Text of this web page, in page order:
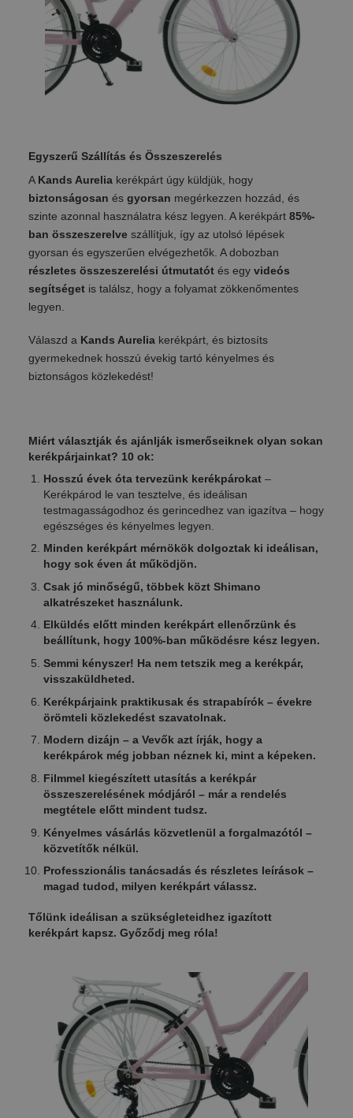
Egyszerű Szállítás és Összeszerelés
A Kands Aureliakerékpárt úgy küldjük, hogy
biztonságosan és gyorsan megérkezzen hozzád, és
szinte azonnal használatra kész legyen. A kerékpárt 85%-
ban összeszerelveszállítjuk, így az utolsó lépések
gyorsan és egyszerűen elvégezhetők. A dobozban
részletes összeszerelési útmutatótés egy videós
segítségetis találsz, hogy a folyamat zökkenőmentes
legyen.
Válaszd a Kands Aureliakerékpárt, és biztosíts
gyermekednek hosszú évekig tartó kényelmes és
biztonságos közlekedést!
Miért választják és ajánlják ismerőseiknek olyan sokan
kerékpárjainkat? 10 ok:
Hosszú évek óta tervezünk kerékpárokat –
Kerékpárod le van tesztelve, és ideálisan
testmagasságodhoz és gerincedhez van igazítva – hogy
egészséges és kényelmes legyen.
Minden kerékpárt mérnökök dolgoztak ki ideálisan,
hogy sok éven át működjön.
Csak jó minőségű, többek közt Shimano
alkatrészeket használunk.
Elküldés előtt minden kerékpárt ellenőrzünk és
beállítunk, hogy 100%-ban működésre kész legyen.
Semmi kényszer! Ha nem tetszik meg a kerékpár,
visszaküldheted.
Kerékpárjaink praktikusak és strapabírók – évekre
örömteli közlekedést szavatolnak.
Modern dizájn – a Vevők azt írják, hogy a
kerékpárok még jobban néznek ki, mint a képeken.
Filmmel kiegészített utasítás a kerékpár
összeszerelésének módjáról – már a rendelés
megtétele előtt mindent tudsz.
Kényelmes vásárlás közvetlenül a forgalmazótól –
közvetítők nélkül.
Professzionális tanácsadás és részletes leírások –
magad tudod, milyen kerékpárt válassz.
Tőlünk ideálisan a szükségleteidhez igazított
kerékpárt kapsz. Győződj meg róla!